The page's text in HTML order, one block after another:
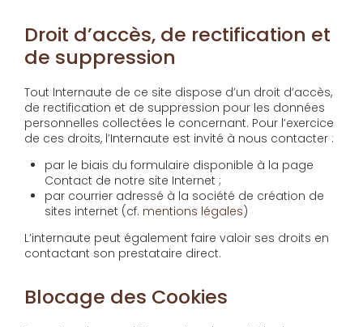
Droit d’accès, de rectification et
de suppression
Tout Internaute de ce site dispose d’un droit d’accès,
de rectification et de suppression pour les données
personnelles collectées le concernant. Pour l’exercice
de ces droits, l’Internaute est invité à nous contacter :
par le biais du formulaire disponible à la page
Contact de notre site Internet ;
par courrier adressé à la société de création de
sites internet (cf. mentions légales)
L’internaute peut également faire valoir ses droits en
contactant son prestataire direct.
Blocage des Cookies